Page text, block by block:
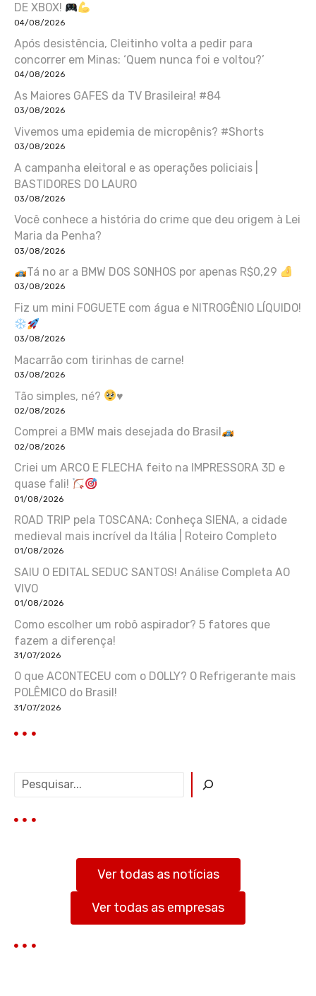
DE XBOX!
04/08/2026
Após desistência, Cleitinho volta a pedir para
concorrer em Minas: ‘Quem nunca foi e voltou?’
04/08/2026
As Maiores GAFES da TV Brasileira! #84
03/08/2026
Vivemos uma epidemia de micropênis? #Shorts
03/08/2026
A campanha eleitoral e as operações policiais |
BASTIDORES DO LAURO
03/08/2026
Você conhece a história do crime que deu origem à Lei
Maria da Penha?
03/08/2026
Tá no ar a BMW DOS SONHOS por apenas R$0,29
03/08/2026
Fiz um mini FOGUETE com água e NITROGÊNIO LÍQUIDO!
03/08/2026
Macarrão com tirinhas de carne!
03/08/2026
Tão simples, né? ♥️
02/08/2026
Comprei a BMW mais desejada do Brasil
02/08/2026
Criei um ARCO E FLECHA feito na IMPRESSORA 3D e
quase fali!
01/08/2026
ROAD TRIP pela TOSCANA: Conheça SIENA, a cidade
medieval mais incrível da Itália | Roteiro Completo
01/08/2026
SAIU O EDITAL SEDUC SANTOS! Análise Completa AO
VIVO
01/08/2026
Como escolher um robô aspirador? 5 fatores que
fazem a diferença!
31/07/2026
O que ACONTECEU com o DOLLY? O Refrigerante mais
POLÊMICO do Brasil!
31/07/2026
q
Ver todas as notícias
Ver todas as empresas